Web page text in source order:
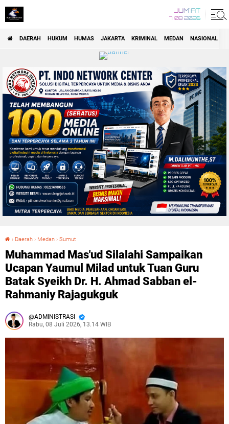
JUM'AT
7 08 2026
DAERAH HUKUM HUMAS JAKARTA KRIMINAL MEDAN NASIONAL
› Daerah › Medan › Sumut
Muhammad Mas'ud Silalahi Sampaikan
Ucapan Yaumul Milad untuk Tuan Guru
Batak Syeikh Dr. H. Ahmad Sabban el-
Rahmaniy Rajagukguk
ADMINISTRASI
Rabu, 08 Juli 2026, 13.14 WIB